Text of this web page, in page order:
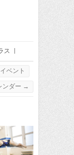
ス |
ベント
ンダー →